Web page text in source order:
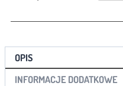
Polanka
OPIS
INFORMACJE DODATKOWE